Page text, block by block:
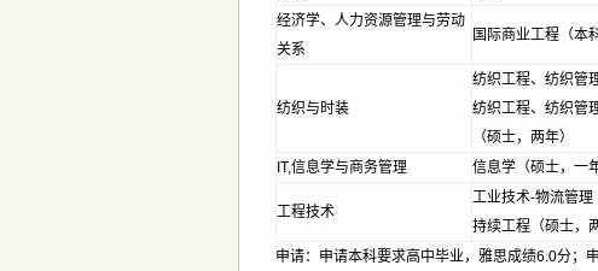
经济学、人力资源管理与劳动
关系
国际商业工程（本
纺织与时装
纺织工程、纺织管
纺织工程、纺织管
（硕士，两年）
IT,信息学与商务管理
信息学（硕士，一年
工程技术
工业技术-物流管理
持续工程（硕士，
申请：申请本科要求高中毕业，雅思成绩6.0分；